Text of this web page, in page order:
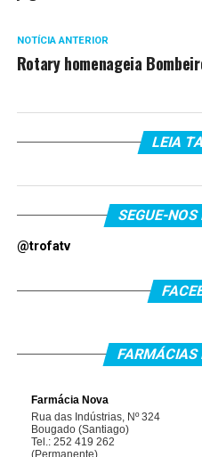
NOTÍCIA ANTERIOR
Rotary homenageia
LEIA
SEGUE-
@trofatv
FARMÁCIAS